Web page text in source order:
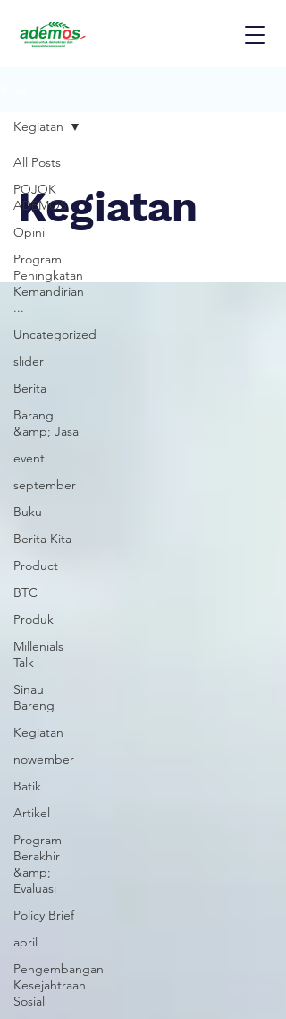
All Posts
POJOK
ADEMOS
Opini
Program
Peningkatan
Kemandirian
...
Uncategorized
slider
Berita
Barang
&amp; Jasa
event
september
Buku
Berita Kita
Product
BTC
Produk
Millenials
Talk
Sinau
Bareng
Kegiatan
nowember
Batik
Artikel
Program
Berakhir
&amp;
Evaluasi
Policy Brief
april
Pengembangan
Kesejahtraan
Sosial
Kegiatan
Kegiatan